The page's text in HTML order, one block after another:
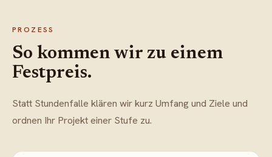
PROZESS
So kommen wir zu einem
Festpreis.
Statt Stundenfalle klären wir kurz Umfang und Ziele und
ordnen Ihr Projekt einer Stufe zu.